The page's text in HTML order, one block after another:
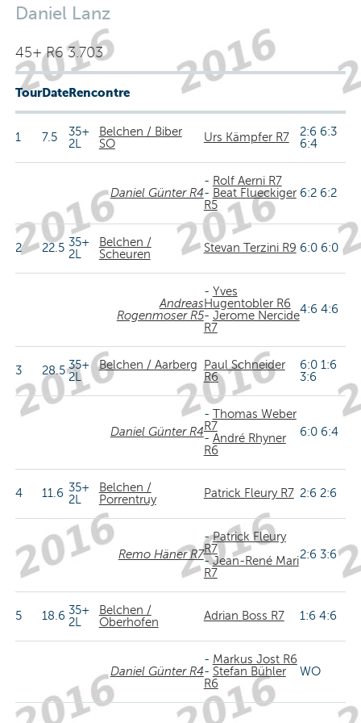
Daniel Lanz
45+ R6 3.703
TourDateRencontre
1 7.5
35+
2L
Belchen / Biber
SO
Urs Kämpfer R7
2:6 6:3
6:4
Daniel Günter R4
- Rolf Aerni R7
- Beat Flueckiger
R5
6:2 6:2
2 22.5 35+
2L
Belchen /
Scheuren
Stevan Terzini R9 6:0 6:0
Andreas
Rogenmoser R5
- Yves
Hugentobler R6
- Jerome Nercide
R7
4:6 4:6
3 28.535+
2L
Belchen / Aarberg
Paul Schneider
R6
6:0 1:6
3:6
Daniel Günter R4
- Thomas Weber
R7
- André Rhyner
R6
6:0 6:4
4 11.6 35+
2L
Belchen /
Porrentruy
Patrick Fleury R7 2:6 2:6
Remo Häner R7
-Patrick Fleury
R7
-Jean-René Mari
R7
2:6 3:6
5 18.6 35+
2L
Belchen /
Oberhofen
Adrian Boss R7 1:6 4:6
Daniel Günter R4
- Markus Jost R6
- Stefan Bühler
R6
WO